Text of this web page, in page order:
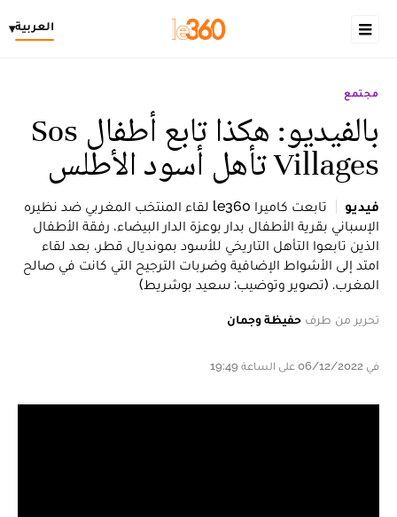
العربية▾
مجتمع
بالفيديو: هكذا تابع أطفال Sos
Villages تأهل أسود الأطلس
فيديو
تابعت كاميرا le360 لقاء المنتخب المغربي ضد نظيره
الإسباني بقرية الأطفال بدار بوعزة الدار البيضاء، رفقة الأطفال
الذين تابعوا التأهل التاريخي للأسود بمونديال قطر، بعد لقاء
امتد إلى الأشواط الإضافية وضربات الترجيح التي كانت في صالح
المغرب. (تصوير وتوضيب: سعيد بوشريط)
تحرير من طرف حفيظة وجمان
في 06/12/2022 على الساعة 19:49